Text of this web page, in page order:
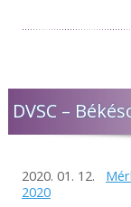
DVSC –
2020. 01. 12.
2020